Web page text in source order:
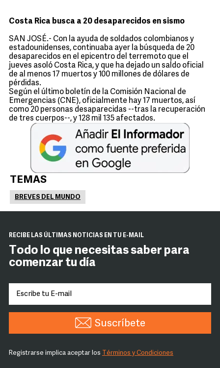
Costa Rica busca a 20 desaparecidos en sismo
SAN JOSÉ.- Con la ayuda de soldados colombianos y
estadounidenses, continuaba ayer la búsqueda de 20
desaparecidos en el epicentro del terremoto que el
jueves asoló Costa Rica, y que ha dejado un saldo oficial
de al menos 17 muertos y 100 millones de dólares de
pérdidas.
Según el último boletín de la Comisión Nacional de
Emergencias (CNE), oficialmente hay 17 muertos, así
como 20 personas desaparecidas --tras la recuperación
de tres cuerpos--, y 128 mil 135 afectados.
TEMAS
BREVES DEL MUNDO
RECIBE LAS ÚLTIMAS NOTICIAS EN TU E-MAIL
Todo lo que necesitas saber para
comenzar tu día
Suscríbete
Registrarse implica aceptar los Términos y Condiciones